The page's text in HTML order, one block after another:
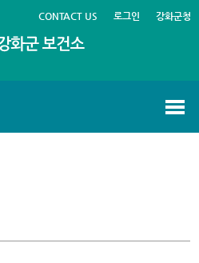
CONTACT US 로그인 강화군청